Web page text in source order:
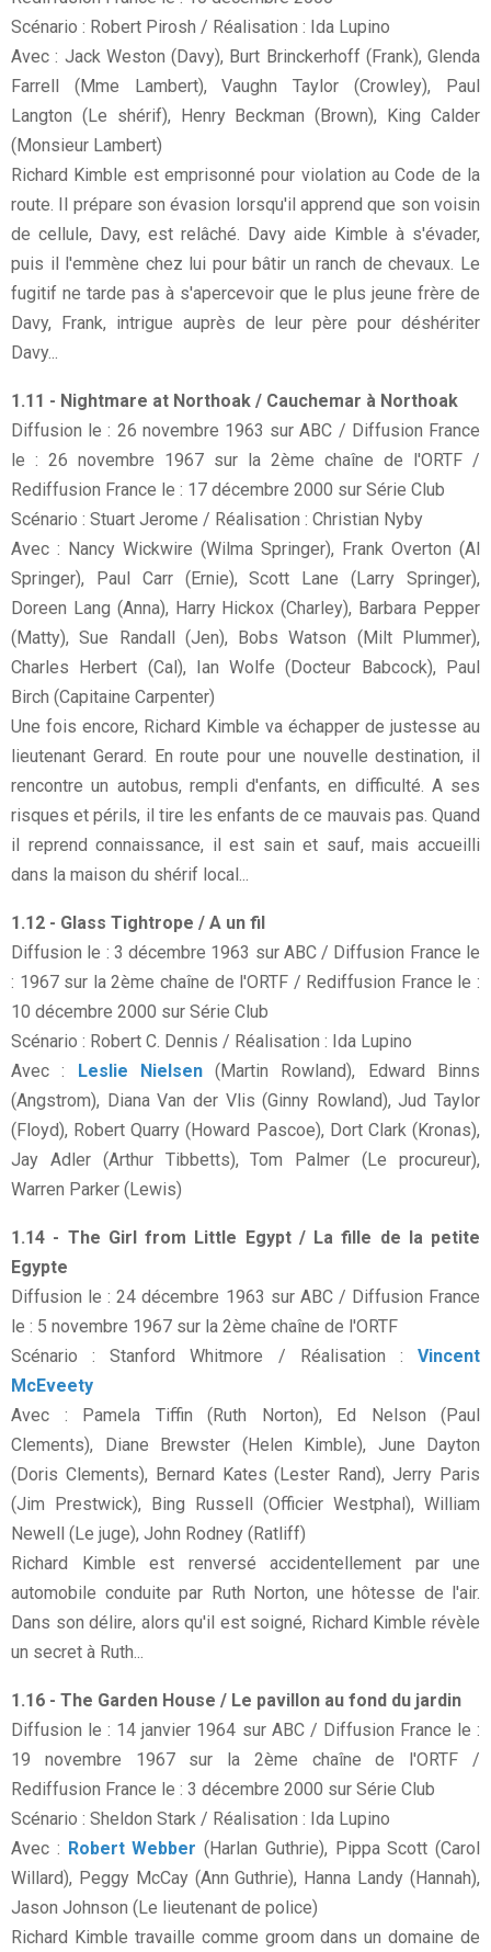
Scénario : Robert Pirosh / Réalisation : Ida Lupino
Avec : Jack Weston (Davy), Burt Brinckerhoff (Frank), Glenda
Farrell (Mme Lambert), Vaughn Taylor (Crowley), Paul
Langton (Le shérif), Henry Beckman (Brown), King Calder
(Monsieur Lambert)
Richard Kimble est emprisonné pour violation au Code de la
route. Il prépare son évasion lorsqu'il apprend que son voisin
de cellule, Davy, est relâché. Davy aide Kimble à s'évader,
puis il l'emmène chez lui pour bâtir un ranch de chevaux. Le
fugitif ne tarde pas à s'apercevoir que le plus jeune frère de
Davy, Frank, intrigue auprès de leur père pour déshériter
Davy...
1.11 - Nightmare at Northoak / Cauchemar à Northoak
Diffusion le : 26 novembre 1963 sur ABC / Diffusion France
le : 26 novembre 1967 sur la 2ème chaîne de l'ORTF /
Rediffusion France le : 17 décembre 2000 sur Série Club
Scénario : Stuart Jerome / Réalisation : Christian Nyby
Avec : Nancy Wickwire (Wilma Springer), Frank Overton (Al
Springer), Paul Carr (Ernie), Scott Lane (Larry Springer),
Doreen Lang (Anna), Harry Hickox (Charley), Barbara Pepper
(Matty), Sue Randall (Jen), Bobs Watson (Milt Plummer),
Charles Herbert (Cal), Ian Wolfe (Docteur Babcock), Paul
Birch (Capitaine Carpenter)
Une fois encore, Richard Kimble va échapper de justesse au
lieutenant Gerard. En route pour une nouvelle destination, il
rencontre un autobus, rempli d'enfants, en difficulté. A ses
risques et périls, il tire les enfants de ce mauvais pas. Quand
il reprend connaissance, il est sain et sauf, mais accueilli
dans la maison du shérif local...
1.12 - Glass Tightrope / A un fil
Diffusion le : 3 décembre 1963 sur ABC / Diffusion France le
: 1967 sur la 2ème chaîne de l'ORTF / Rediffusion France le :
10 décembre 2000 sur Série Club
Scénario : Robert C. Dennis / Réalisation : Ida Lupino
Avec : Leslie Nielsen(Martin Rowland), Edward Binns
(Angstrom), Diana Van der Vlis (Ginny Rowland), Jud Taylor
(Floyd), Robert Quarry (Howard Pascoe), Dort Clark (Kronas),
Jay Adler (Arthur Tibbetts), Tom Palmer (Le procureur),
Warren Parker (Lewis)
1.14 - The Girl from Little Egypt / La fille de la petite
Egypte
Diffusion le : 24 décembre 1963 sur ABC / Diffusion France
le : 5 novembre 1967 sur la 2ème chaîne de l'ORTF
Scénario : Stanford Whitmore / Réalisation : Vincent
McEveety
Avec : Pamela Tiffin (Ruth Norton), Ed Nelson (Paul
Clements), Diane Brewster (Helen Kimble), June Dayton
(Doris Clements), Bernard Kates (Lester Rand), Jerry Paris
(Jim Prestwick), Bing Russell (Officier Westphal), William
Newell (Le juge), John Rodney (Ratliff)
Richard Kimble est renversé accidentellement par une
automobile conduite par Ruth Norton, une hôtesse de l'air.
Dans son délire, alors qu'il est soigné, Richard Kimble révèle
un secret à Ruth...
1.16 - The Garden House / Le pavillon au fond du jardin
Diffusion le : 14 janvier 1964 sur ABC / Diffusion France le :
19 novembre 1967 sur la 2ème chaîne de l'ORTF /
Rediffusion France le : 3 décembre 2000 sur Série Club
Scénario : Sheldon Stark / Réalisation : Ida Lupino
Avec : Robert Webber (Harlan Guthrie), Pippa Scott (Carol
Willard), Peggy McCay (Ann Guthrie), Hanna Landy (Hannah),
Jason Johnson (Le lieutenant de police)
Richard Kimble travaille comme groom dans un domaine de